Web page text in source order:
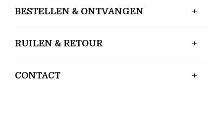
BESTELLEN & ONTVANGEN
RUILEN & RETOUR
CONTACT